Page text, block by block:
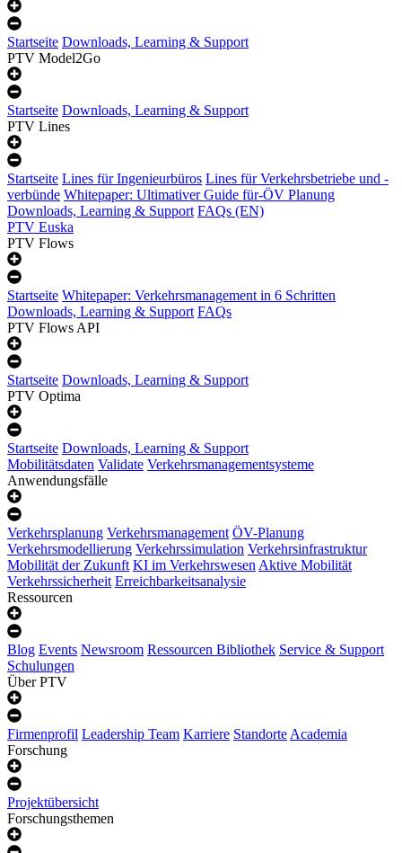
Startseite Downloads, Learning & Support
PTV Model2Go
Startseite Downloads, Learning & Support
PTV Lines
Startseite Lines für Ingenieurbüros Lines für Verkehrsbetriebe und -
verbünde Whitepaper: Ultimativer Guide für-ÖV Planung
Downloads, Learning & Support FAQs (EN)
PTV Euska
PTV Flows
Startseite Whitepaper: Verkehrsmanagement in 6 Schritten
Downloads, Learning & Support FAQs
PTV Flows API
Startseite Downloads, Learning & Support
PTV Optima
Startseite Downloads, Learning & Support
Mobilitätsdaten Validate Verkehrsmanagementsysteme
Anwendungsfälle
Verkehrsplanung Verkehrsmanagement ÖV-Planung
Verkehrsmodellierung Verkehrssimulation Verkehrsinfrastruktur
Mobilität der Zukunft KI im VerkehrswesenAktive Mobilität
Verkehrssicherheit Erreichbarkeitsanalysie
Ressourcen
Blog Events Newsroom Ressourcen Bibliothek Service & Support
Schulungen
Über PTV
Firmenprofil Leadership Team Karriere StandorteAcademia
Forschung
Projektübersicht
Forschungsthemen